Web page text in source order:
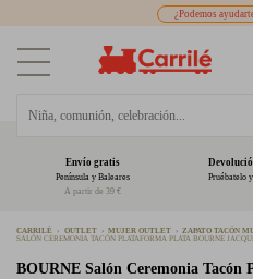
¿Podemos
Envío gratis
Península y Baleares
A partir de 39 €
Pruébatelo
CARRILÉ OUTLET MUJER OUTLET
ZAPATO TACÓN
SALÓN CEREMONIA TACÓN PLATAFORMA PLATA BOURNE
BOURNE Salón Ceremonia Tacón